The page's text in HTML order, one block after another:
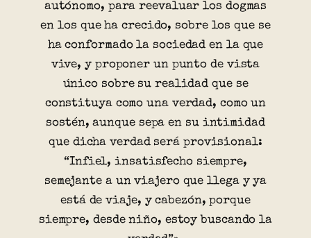
autónomo, para reevaluar los dogmas
en los que ha crecido, sobre los que se
ha conformado la sociedad en la que
vive, y proponer un punto de vista
único sobre su realidad que se
constituya como una verdad, como un
sostén, aunque sepa en su intimidad
que dicha verdad será provisional:
“Infiel, insatisfecho siempre,
semejante a un viajero que llega y ya
está de viaje, y cabezón, porque
siempre, desde niño, estoy buscando la